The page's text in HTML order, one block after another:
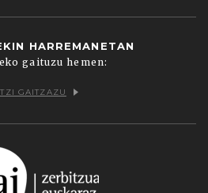
HARREMANETAN
gaituzu hemen:
GAITZAZU